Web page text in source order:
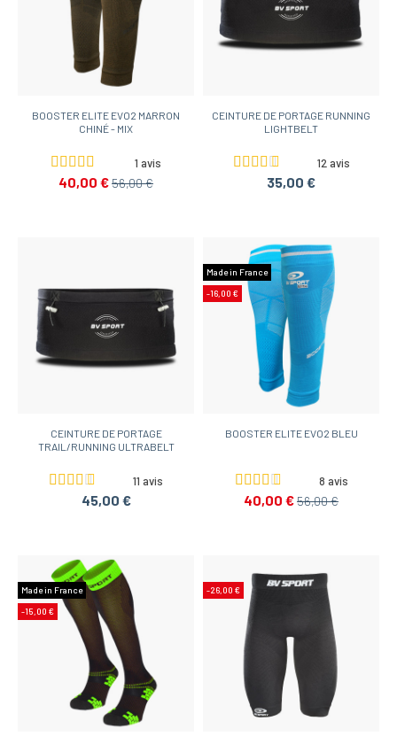
BOOSTER ELITE EVO2 MARRON
CHINÉ - MIX
1 avis
40,00 €56,00 €
CEINTURE DE PORTAGE RUNNING
LIGHTBELT
12 avis
35,00 €
CEINTURE DE PORTAGE
TRAIL/RUNNING ULTRABELT
11 avis
45,00 €
Made in France
-16,00 €
BOOSTER ELITE EVO2 BLEU
8 avis
40,00 €56,00 €
Made in France
-15,00 €
-26,00 €